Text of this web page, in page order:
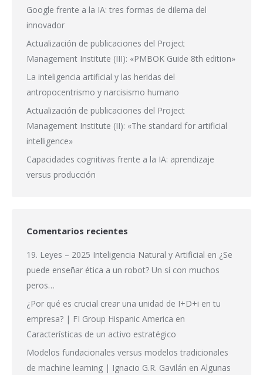
Google frente a la IA: tres formas de dilema del
innovador
Actualización de publicaciones del Project
Management Institute (III): «PMBOK Guide 8th edition»
La inteligencia artificial y las heridas del
antropocentrismo y narcisismo humano
Actualización de publicaciones del Project
Management Institute (II): «The standard for artificial
intelligence»
Capacidades cognitivas frente a la IA: aprendizaje
versus producción
Comentarios recientes
19. Leyes – 2025 Inteligencia Natural y Artificial en ¿Se
puede enseñar ética a un robot? Un sí con muchos
peros…
¿Por qué es crucial crear una unidad de I+D+i en tu
empresa? | FI Group Hispanic America en
Características de un activo estratégico
Modelos fundacionales versus modelos tradicionales
de machine learning | Ignacio G.R. Gavilán en Algunas